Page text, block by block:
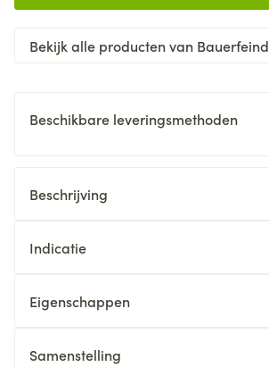
Bekijk alle producten van Bauerfeind
Beschikbare leveringsmethoden
Beschrijving
Indicatie
Eigenschappen
Samenstelling